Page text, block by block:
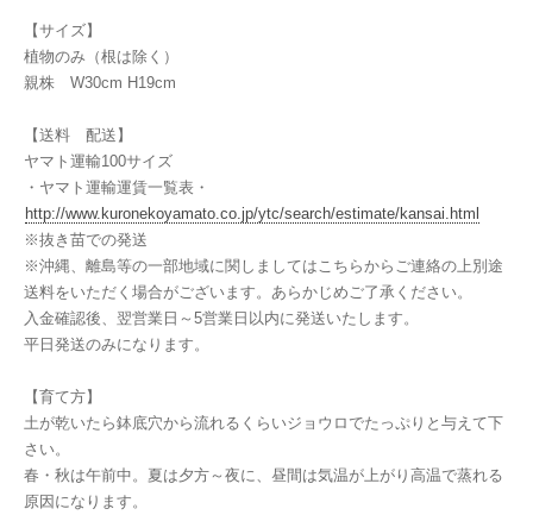
【サイズ】
植物のみ（根は除く）
親株 W30cm H19cm
【送料 配送】
ヤマト運輸100サイズ
・ヤマト運輸運賃一覧表・
http://www.kuronekoyamato.co.jp/ytc/search/estimate/kansai.html
※抜き苗での発送
※沖縄、離島等の一部地域に関しましてはこちらからご連絡の上別途
送料をいただく場合がございます。あらかじめご了承ください。
入金確認後、翌営業日～5営業日以内に発送いたします。
平日発送のみになります。
【育て方】
土が乾いたら鉢底穴から流れるくらいジョウロでたっぷりと与えて下
さい。
春・秋は午前中。夏は夕方～夜に、昼間は気温が上がり高温で蒸れる
原因になります。